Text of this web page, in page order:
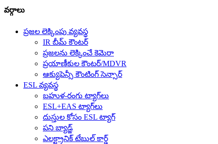
వర్గాలు
ప్రజల లెక్కింపు వ్యవస్థ
IR బీమ్ కౌంటర్
ప్రజలను లెక్కించే కెమెరా
ప్రయాణీకుల కౌంటర్/MDVR
ఆక్యుపెన్సీ కౌంటింగ్ సెన్సార్
ESL వ్యవస్థ
బహుళ-రంగు ట్యాగ్‌లు
ESL+EAS ట్యాగ్‌లు
దుస్తుల కోసం ESL ట్యాగ్
పని బ్యాడ్జ్
ఎలక్ట్రానిక్ టేబుల్ కార్డ్